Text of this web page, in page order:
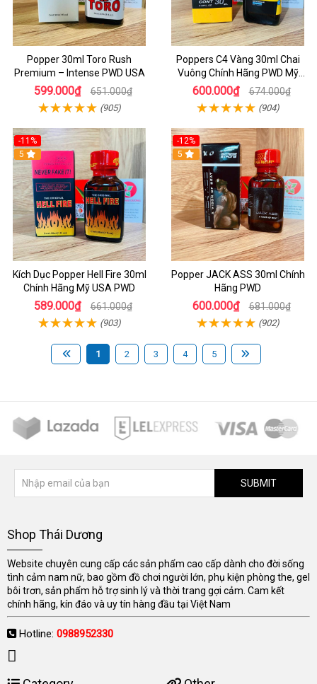
Popper 30ml Toro Rush
Premium – Intense PWD USA
599.000₫ 651.000₫
(905)
Poppers C4 Vàng 30ml Chai
Vuông Chính Hãng PWD Mỹ
Tăng Hưng Phấn Cho Top Bot
600.000₫ 674.000₫
(904)
-11%
5
Kích Dục Popper Hell Fire 30ml
Chính Hãng Mỹ USA PWD
589.000₫ 661.000₫
(903)
-12%
5
Popper JACK ASS 30ml Chính
Hãng PWD
600.000₫ 681.000₫
(902)
1 2 3 4 5
SUBMIT
Shop Thái Dương
Website chuyên cung cấp các sản phẩm cao cấp dành cho đời sống
tình cảm nam nữ, bao gồm đồ chơi người lớn, phụ kiện phòng the, gel
bôi trơn, sản phẩm hỗ trợ sinh lý và thời trang gợi cảm. Cam kết
chính hãng, kín đáo và uy tín hàng đầu tại Việt Nam
Hotline: 0988952330